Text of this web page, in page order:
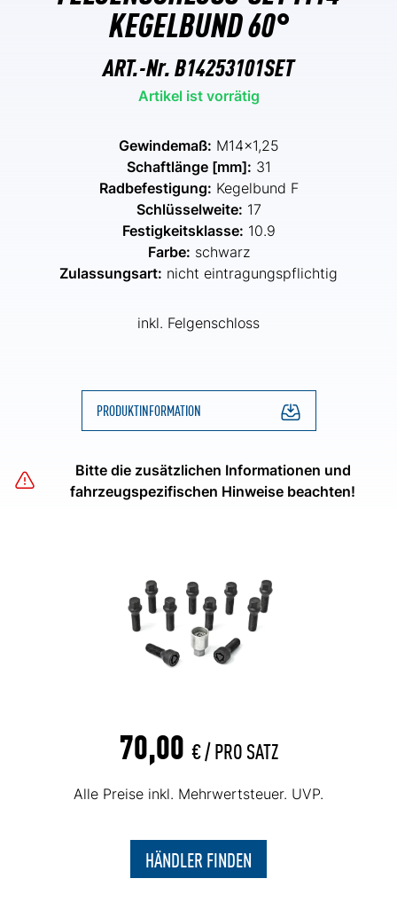
KEGELBUND 60°
ART.-Nr.B14253101SET
Artikel ist vorrätig
Gewindemaß: M14x1,25
Schaftlänge [mm]: 31
Radbefestigung: Kegelbund F
Schlüsselweite: 17
Festigkeitsklasse: 10.9
Farbe: schwarz
Zulassungsart: nicht eintragungspflichtig
inkl. Felgenschloss
PRODUKTINFORMATION
Bitte die zusätzlichen Informationen und
fahrzeugspezifischen Hinweise beachten!
70,00 € /PRO SATZ
Alle Preise inkl. Mehrwertsteuer. UVP.
HÄNDLER FINDEN